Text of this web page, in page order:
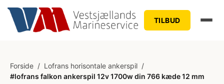
TILBUD
Forside / Lofrans horisontale ankerspil /
#lofrans falkon ankerspil 12v 1700w din 766 kæde 12 mm